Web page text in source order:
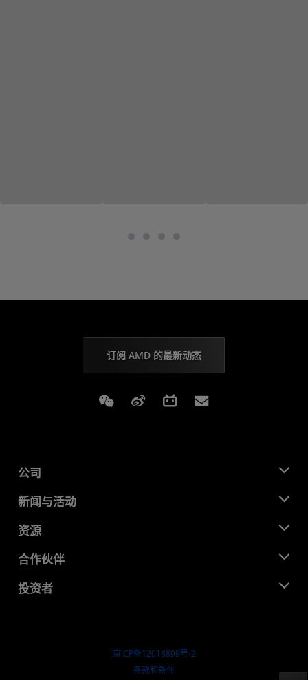
订阅 AMD 的最新动态
Weixin Weibo Bilibili
公司
关于 AMD
企业责任
就业机会
联系我们
新闻与活动
新闻中心
媒体库
资源
开发中心
成功案例
合作伙伴
AMD 合作伙伴中心
投资者
京ICP备12018899号-2
​条款和条件